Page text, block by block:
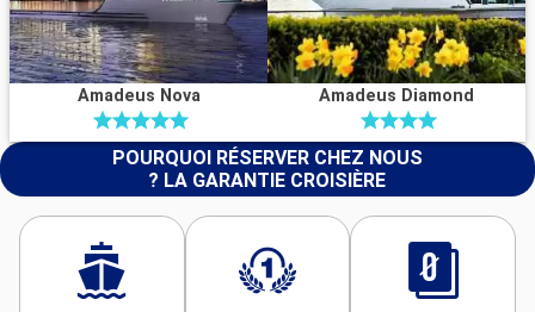
Amadeus Nova Amadeus Diamond
POURQUOI RÉSERVER CHEZ NOUS
? LA GARANTIE CROISIÈRE